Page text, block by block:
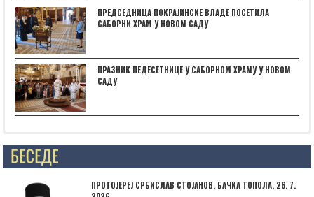
ПРЕДСЕДНИЦА ПОКРАЈИНСКЕ ВЛАДЕ ПОСЕТИЛА
САБОРНИ ХРАМ У НОВОМ САДУ
ПРАЗНИК ПЕДЕСЕТНИЦЕ У САБОРНОМ ХРАМУ У НОВОМ
САДУ
Posts not found
ПРОТОЈЕРЕЈ СРБИСЛАВ СТОЈАНОВ, БАЧКА ТОПОЛА, 26. 7.